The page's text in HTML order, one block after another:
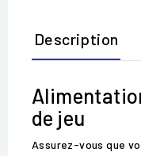
Description
de jeu
Assurez-vous que